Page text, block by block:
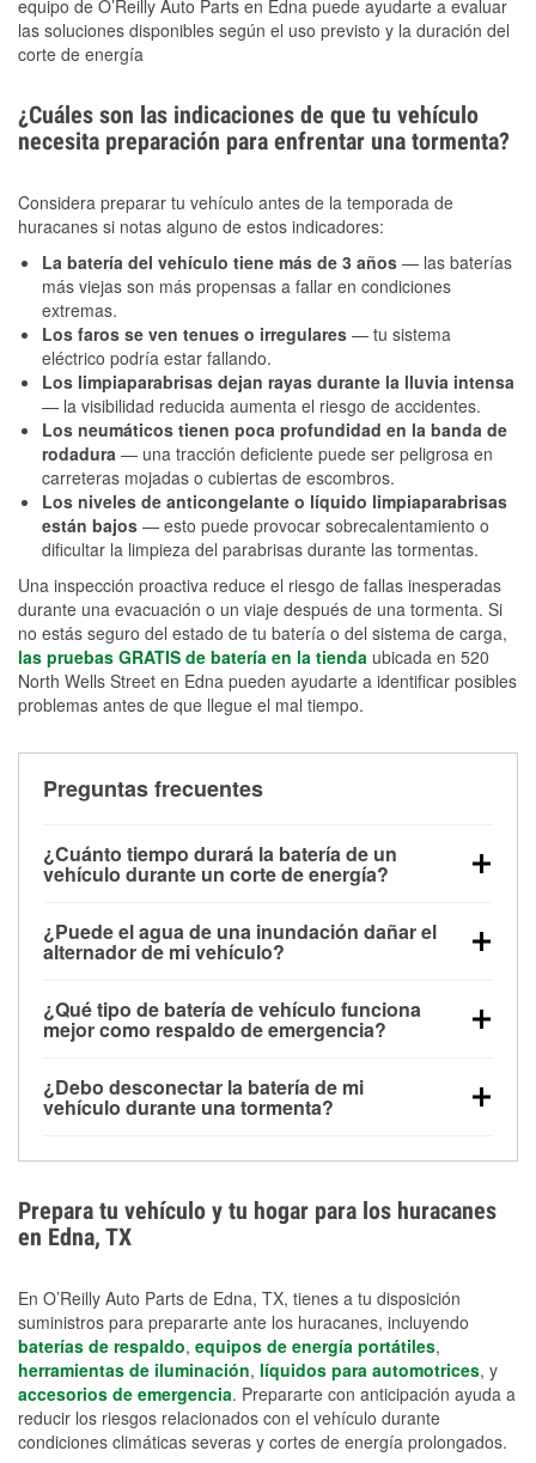
equipo de O’Reilly Auto Parts en Edna puede ayudarte a evaluar
las soluciones disponibles según el uso previsto y la duración del
corte de energía
¿Cuáles son las indicaciones de que tu vehículo
necesita preparación para enfrentar una tormenta?
Considera preparar tu vehículo antes de la temporada de
huracanes si notas alguno de estos indicadores:
La batería del vehículo tiene más de 3 años — las baterías
más viejas son más propensas a fallar en condiciones
extremas.
Los faros se ven tenues o irregulares — tu sistema
eléctrico podría estar fallando.
Los limpiaparabrisas dejan rayas durante la lluvia intensa
— la visibilidad reducida aumenta el riesgo de accidentes.
Los neumáticos tienen poca profundidad en la banda de
rodadura — una tracción deficiente puede ser peligrosa en
carreteras mojadas o cubiertas de escombros.
Los niveles de anticongelante o líquido limpiaparabrisas
están bajos — esto puede provocar sobrecalentamiento o
dificultar la limpieza del parabrisas durante las tormentas.
Una inspección proactiva reduce el riesgo de fallas inesperadas
durante una evacuación o un viaje después de una tormenta. Si
no estás seguro del estado de tu batería o del sistema de carga,
las pruebas GRATIS de batería en la tienda ubicada en 520
North Wells Street en Edna pueden ayudarte a identificar posibles
problemas antes de que llegue el mal tiempo.
Preguntas frecuentes
¿Cuánto tiempo durará la batería de un
vehículo durante un corte de energía?
alimentar pequeños accesorios durante un tiempo
limitado, pero el uso repetido sin conducir el vehículo
contar con un equipo de carga de respaldo para
cortes prolongados.
¿Puede el agua de una inundación dañar el
alternador de mi vehículo?
parte baja del compartimento del motor y pueden
dañarse si se sumergen, lo que puede provocar una
días después de la exposición.
¿Qué tipo de batería de vehículo funciona
mejor como respaldo de emergencia?
para aplicaciones de ciclo profundo porque son
selladas, resistentes a las vibraciones y más
¿Debo desconectar la batería de mi
vehículo durante una tormenta?
los daños por inundación. Evitar el agua estancada y
preparar opciones de carga de respaldo son
medidas de protección más efectivas.
Prepara tu vehículo y tu hogar para los huracanes
en Edna, TX
En O’Reilly Auto Parts de Edna, TX, tienes a tu disposición
suministros para prepararte ante los huracanes, incluyendo
baterías de respaldo, equipos de energía portátiles,
herramientas de iluminación, líquidos para automotrices, y
accesorios de emergencia. Prepararte con anticipación ayuda a
reducir los riesgos relacionados con el vehículo durante
condiciones climáticas severas y cortes de energía prolongados.